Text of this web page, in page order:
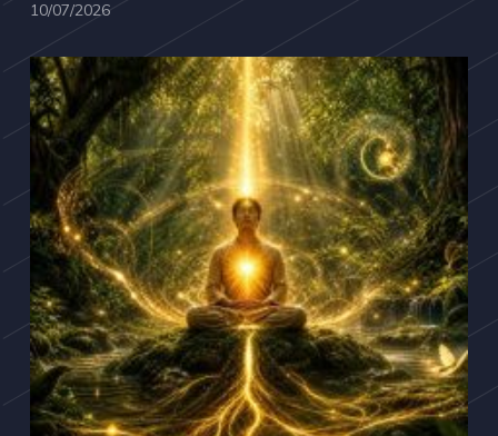
10/07/2026